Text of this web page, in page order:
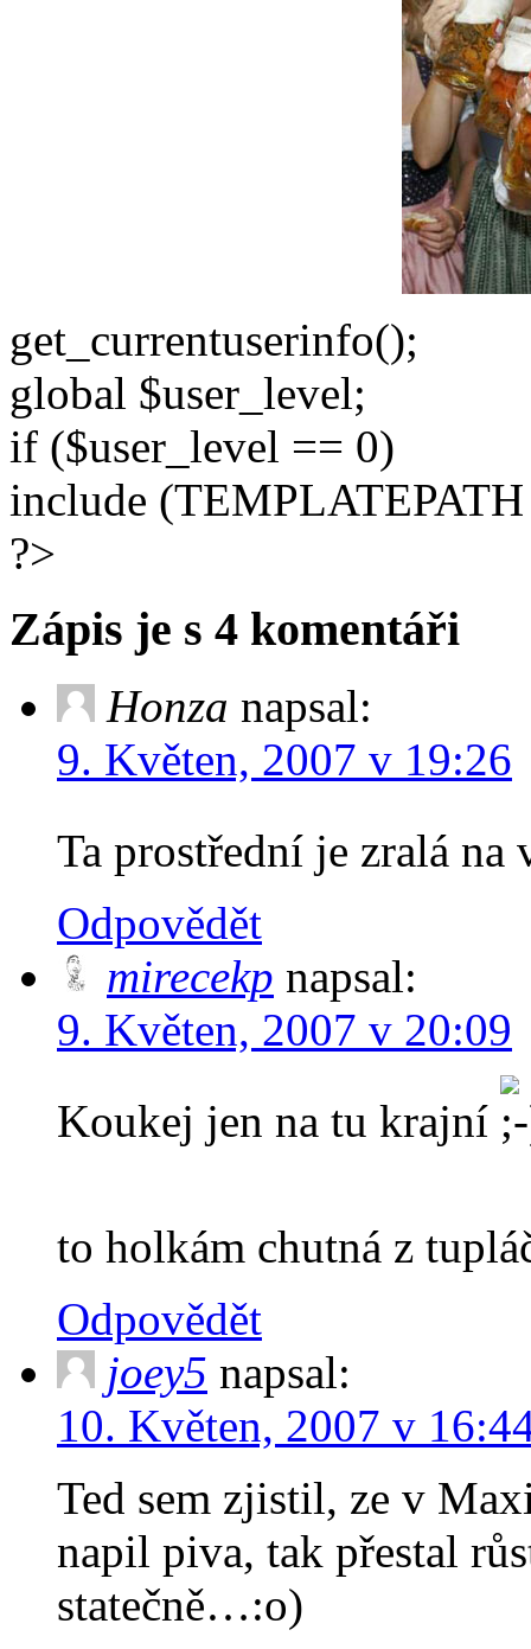
get_currentuserinfo();
global $user_level;
if ($user_level == 0)
include (TEMPLATEPATH
?>
Zápis je s 4 komentáři
Honza napsal:
9. Květen, 2007 v 19:26
Ta prostřední je zralá
Odpovědět
mirecekp napsal:
9. Květen, 2007 v 20:09
Koukej jen na tu krajní
to holkám chutná z
Odpovědět
joey5 napsal:
10. Květen, 2007 v
Ted sem zjistil, ze v
napil piva, tak přestal
statečně…:o)